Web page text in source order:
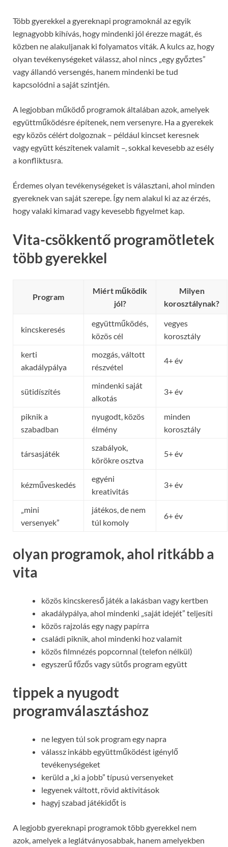
Több gyerekkel a gyereknapi programoknál az egyik
legnagyobb kihívás, hogy mindenki jól érezze magát, és
közben ne alakuljanak ki folyamatos viták. A kulcs az, hogy
olyan tevékenységeket válassz, ahol nincs „egy győztes”
vagy állandó versengés, hanem mindenki be tud
kapcsolódni a saját szintjén.
A legjobban működő programok általában azok, amelyek
együttműködésre építenek, nem versenyre. Ha a gyerekek
egy közös célért dolgoznak – például kincset keresnek
vagy együtt készítenek valamit –, sokkal kevesebb az esély
a konfliktusra.
Érdemes olyan tevékenységeket is választani, ahol minden
gyereknek van saját szerepe. Így nem alakul ki az az érzés,
hogy valaki kimarad vagy kevesebb figyelmet kap.
Vita-csökkentő programötletek
több gyerekkel
Program
Miért működik
jól?
Milyen
korosztálynak?
kincskeresés
együttműködés,
közös cél
vegyes
korosztály
kerti
akadálypálya
mozgás, váltott
részvétel
4+ év
sütidíszítés
mindenki saját
alkotás
3+ év
piknik a
szabadban
nyugodt, közös
élmény
minden
korosztály
társasjáték
szabályok,
körökre osztva
5+ év
kézműveskedés
egyéni
kreativitás
3+ év
„mini
versenyek”
játékos, de nem
túl komoly
6+ év
olyan programok, ahol ritkább a
vita
közös kincskereső játék a lakásban vagy kertben
akadálypálya, ahol mindenki „saját idejét” teljesíti
közös rajzolás egy nagy papírra
családi piknik, ahol mindenki hoz valamit
közös filmnézés popcornnal (telefon nélkül)
egyszerű főzős vagy sütős program együtt
tippek a nyugodt
programválasztáshoz
ne legyen túl sok program egy napra
válassz inkább együttműködést igénylő
tevékenységeket
kerüld a „ki a jobb” típusú versenyeket
legyenek váltott, rövid aktivitások
hagyj szabad játékidőt is
A legjobb gyereknapi programok több gyerekkel nem
azok, amelyek a leglátványosabbak, hanem amelyekben